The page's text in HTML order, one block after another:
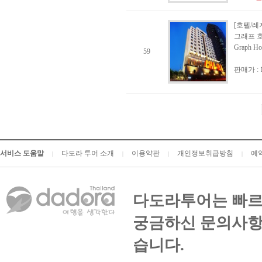
59
[호텔/
그래프
Graph
판매가 :
서비스 도움말 다도라 투어 소개 이용약관 개인정보취급방침 예
다도라투어는 빠
궁금하신 문의사
습니다.